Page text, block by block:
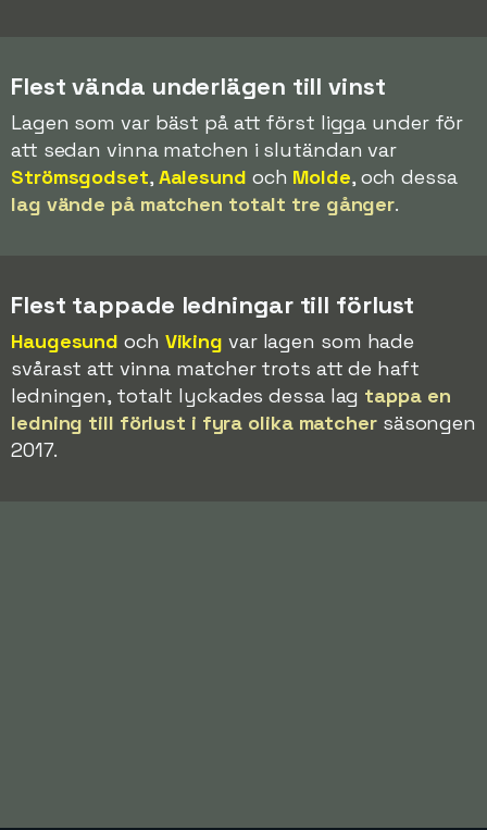
Flest vända underlägen till vinst
Lagen som var bäst på att först ligga under för
att sedan vinna matchen i slutändan var
Strömsgodset, Aalesund och Molde, och dessa
lag vände på matchen totalt tre gånger.
Flest tappade ledningar till förlust
Haugesund och Viking var lagen som hade
svårast att vinna matcher trots att de haft
ledningen, totalt lyckades dessa lag tappa en
ledning till förlust i fyra olika matchersäsongen
2017.